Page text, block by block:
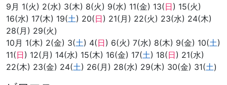
9月 1(火) 2(水) 3(木) 8(火) 9(水) 11(金) 13(日) 15(火)
16(水) 17(木) 19(土) 20(日) 21(月) 22(火) 23(水) 24(木)
28(月) 29(火)
10月 1(木) 2(金) 3(土) 4(日) 6(火) 7(水) 8(木) 9(金) 10(土)
11(日) 12(月) 14(水) 15(木) 16(金) 17(土) 18(日) 21(水)
22(木) 23(金) 24(土) 26(月) 28(水) 29(木) 30(金) 31(土)